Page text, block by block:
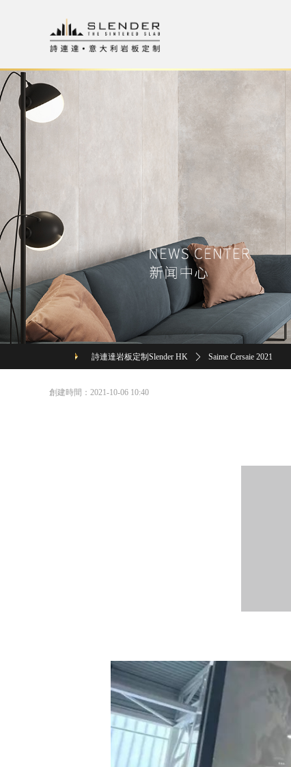
詩連達岩板定制Slender HK ꄲ Saime Cersaie 2021
創建時間： 2021-10-06 10:40